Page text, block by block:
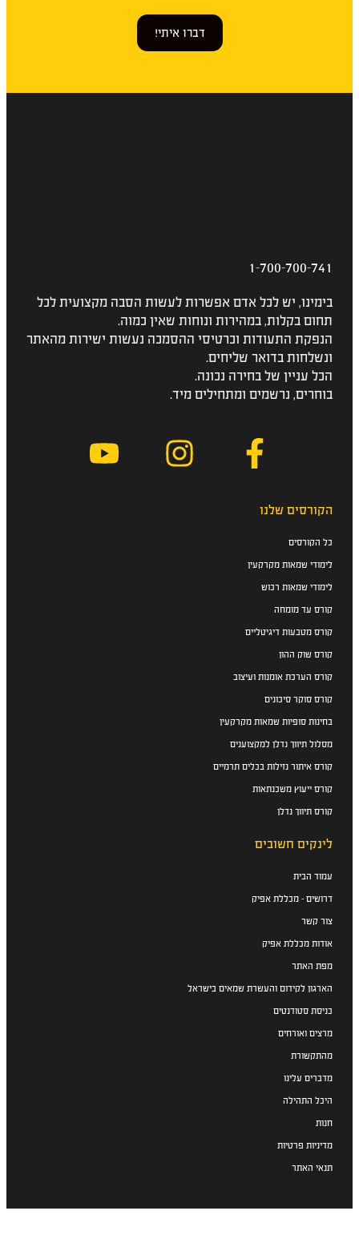
דברו איתי!
1-700-700-741
בימינו, יש לכל אדם אפשרות לעשות הסבה מקצועית לכל
תחום בקלות, במהירות ונוחות שאין כמוה.
הנפקת התעודות וכרטיסי ההסמכה נעשות ישירות מהאתר
ונשלחות בדואר שליחים.
הכל עניין של בחירה נכונה.
בוחרים, נרשמים ומתחילים מיד.
הקורסים שלנו
כל הקורסים
לימודי שמאות מקרקעין
לימודי שמאות רכוש
קורס עד מומחה
קורס מטבעות דיגיטליים
קורס שוק ההון
קורס הערכת אומנות ועיצוב
קורס סוקר סיכונים
בחינות סופיות שמאות מקרקעין
מסלול תיווך נדלן למקצוענים
קורס איתור נזילות בכלים תרמיים
קורס ייעוץ משכנתאות
קורס תיווך נדלן
לינקים חשובים
עמוד הבית
דרושים - מכללת אפיק
צור קשר
אודות מכללת אפיק
מפת האתר
הארגון לקידום והעשרת שמאים בישראל
כניסת סטודנטים
מרצים ואורחים
מהתקשורת
מדברים עלינו
היכל התהילה
חנות
מדיניות פרטיות
תנאי האתר